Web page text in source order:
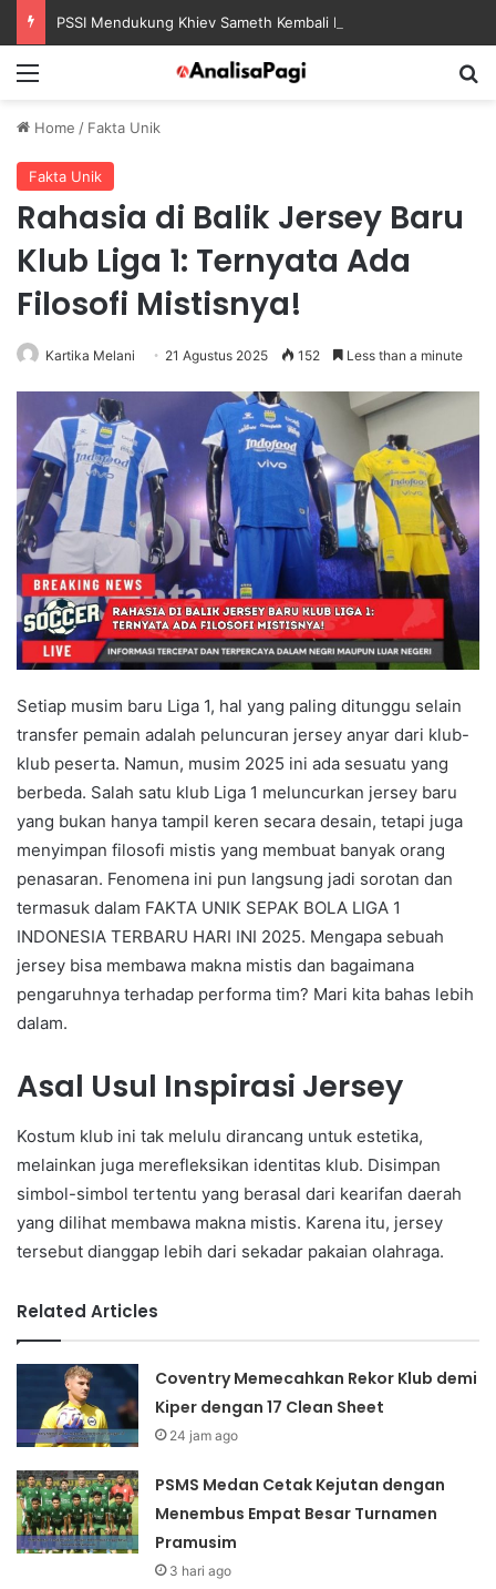
Home / Fakta Unik
Fakta Unik
Rahasia di Balik Jersey Baru
Klub Liga 1: Ternyata Ada
Filosofi Mistisnya!
Kartika Melani 21 Agustus 2025 152 Less than a minute
Setiap musim baru Liga 1, hal yang paling ditunggu selain
transfer pemain adalah peluncuran jersey anyar dari klub-
klub peserta. Namun, musim 2025 ini ada sesuatu yang
berbeda. Salah satu klub Liga 1 meluncurkan jersey baru
yang bukan hanya tampil keren secara desain, tetapi juga
menyimpan filosofi mistis yang membuat banyak orang
penasaran. Fenomena ini pun langsung jadi sorotan dan
termasuk dalam FAKTA UNIK SEPAK BOLA LIGA 1
INDONESIA TERBARU HARI INI 2025. Mengapa sebuah
jersey bisa membawa makna mistis dan bagaimana
pengaruhnya terhadap performa tim? Mari kita bahas lebih
dalam.
Asal Usul Inspirasi Jersey
Kostum klub ini tak melulu dirancang untuk estetika,
melainkan juga merefleksikan identitas klub. Disimpan
simbol-simbol tertentu yang berasal dari kearifan daerah
yang dilihat membawa makna mistis. Karena itu, jersey
tersebut dianggap lebih dari sekadar pakaian olahraga.
Related Articles
Coventry Memecahkan Rekor Klub demi
Kiper dengan 17 Clean Sheet
24 jam ago
PSMS Medan Cetak Kejutan dengan
Menembus Empat Besar Turnamen
Pramusim
3 hari ago